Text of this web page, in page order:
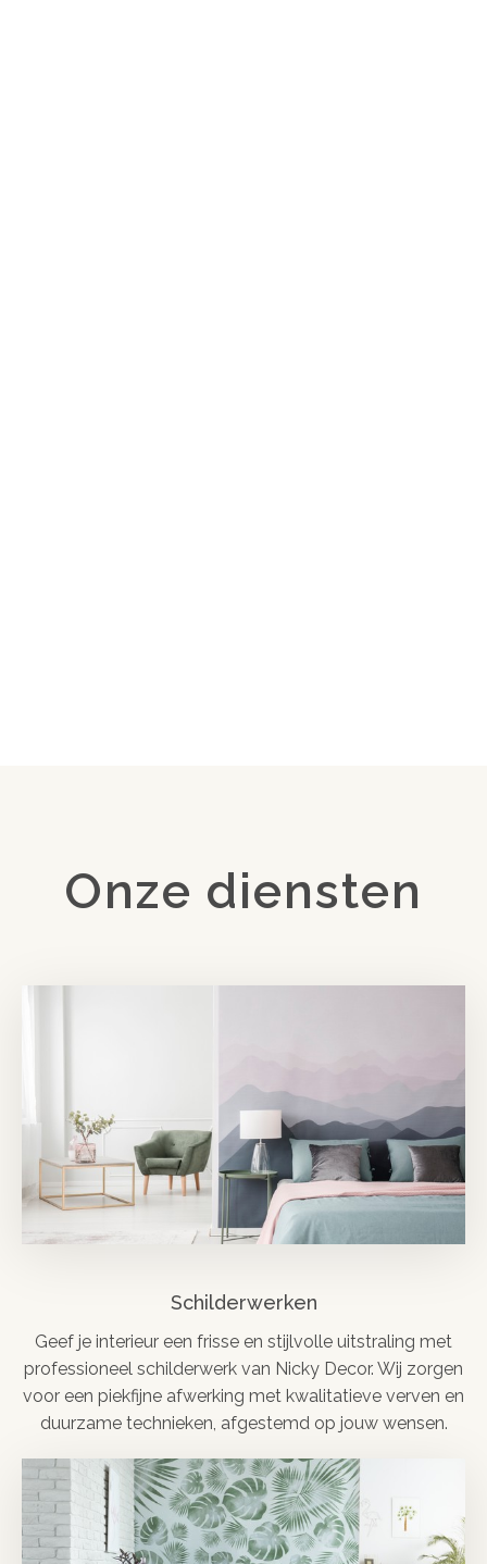
Onze diensten
Schilderwerken
Geef je interieur een frisse en stijlvolle uitstraling met
professioneel schilderwerk van Nicky Decor. Wij zorgen
voor een piekfijne afwerking met kwalitatieve verven en
duurzame technieken, afgestemd op jouw wensen.